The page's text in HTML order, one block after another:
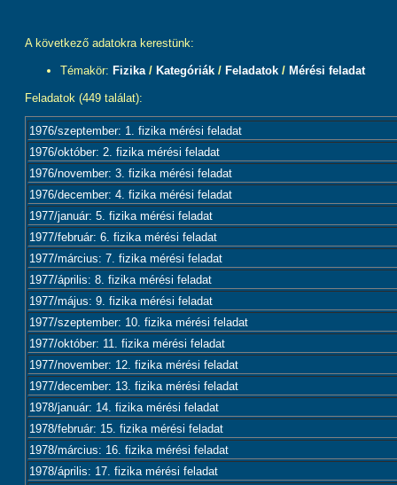
A következő adatokra kerestünk:
Témakör: Fizika/ Kategóriák / Feladatok / Mérési feladat
Feladatok (449 találat):
1976/szeptember: 1. fizika mérési feladat
1976/október: 2. fizika mérési feladat
1976/november: 3. fizika mérési feladat
1976/december: 4. fizika mérési feladat
1977/január: 5. fizika mérési feladat
1977/február: 6. fizika mérési feladat
1977/március: 7. fizika mérési feladat
1977/április: 8. fizika mérési feladat
1977/május: 9. fizika mérési feladat
1977/szeptember: 10. fizika mérési feladat
1977/október: 11. fizika mérési feladat
1977/november: 12. fizika mérési feladat
1977/december: 13. fizika mérési feladat
1978/január: 14. fizika mérési feladat
1978/február: 15. fizika mérési feladat
1978/március: 16. fizika mérési feladat
1978/április: 17. fizika mérési feladat